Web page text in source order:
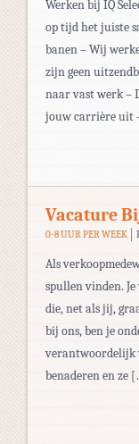
Werken bij IQ
op tijd het juiste
banen – Wij
zijn geen
naar vast werk –
jouw carrière uit
Vacature
0-8 UUR PER WEEK
Als
spullen vinden.
die, net als jij,
bij ons, ben je
verantwoordelijk
benaderen en ze